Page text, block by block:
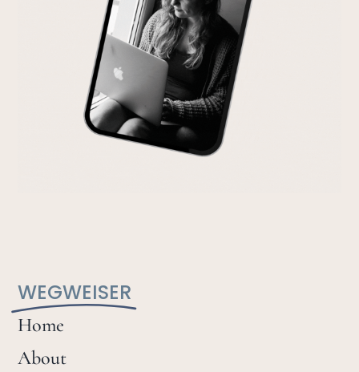
WEGWEISER
Home
About